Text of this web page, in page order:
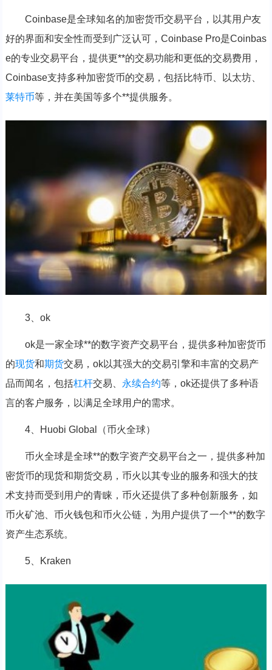
Coinbase是全球知名的加密货币交易平台，以其用户友
好的界面和安全性而受到广泛认可，Coinbase Pro是Coinbas
e的专业交易平台，提供更**的交易功能和更低的交易费用，
Coinbase支持多种加密货币的交易，包括比特币、以太坊、
莱特币等，并在美国等多个**提供服务。
3、ok
ok是一家全球**的数字资产交易平台，提供多种加密货币
的现货和期货交易，ok以其强大的交易引擎和丰富的交易产
品而闻名，包括杠杆交易、 永续合约等，ok还提供了多种语
言的客户服务，以满足全球用户的需求。
4、Huobi Global（币火全球）
币火全球是全球**的数字资产交易平台之一，提供多种加
密货币的现货和期货交易，币火以其专业的服务和强大的技
术支持而受到用户的青睐，币火还提供了多种创新服务，如
币火矿池、币火钱包和币火公链，为用户提供了一个**的数字
资产生态系统。
5、Kraken